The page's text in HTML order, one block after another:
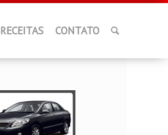
RECEITAS CONTATO